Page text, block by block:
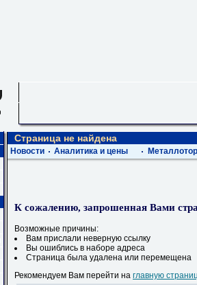
Страница не найдена
Новости Аналитика и цены
К сожалению, запрошенная Вами
Возможные причины:
Вам прислали неверную ссылку
Вы ошиблись в наборе адреса
Страница была удалена или перемещена
Рекомендуем Вам перейти на главную